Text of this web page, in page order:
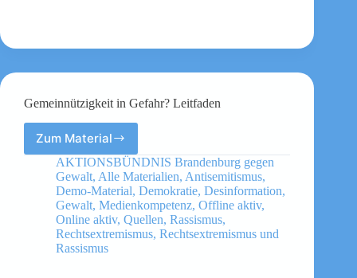
Gemeinnützigkeit in Gefahr? Leitfaden
Zum MaterialGemeinnützigkeit
in
Gefahr?
Leitfaden
AKTIONSBÜNDNIS Brandenburg gegen
Gewalt, Alle Materialien, Antisemitismus,
Demo-Material, Demokratie, Desinformation,
Gewalt, Medienkompetenz, Offline aktiv,
Online aktiv, Quellen, Rassismus,
Rechtsextremismus, Rechtsextremismus und
Rassismus